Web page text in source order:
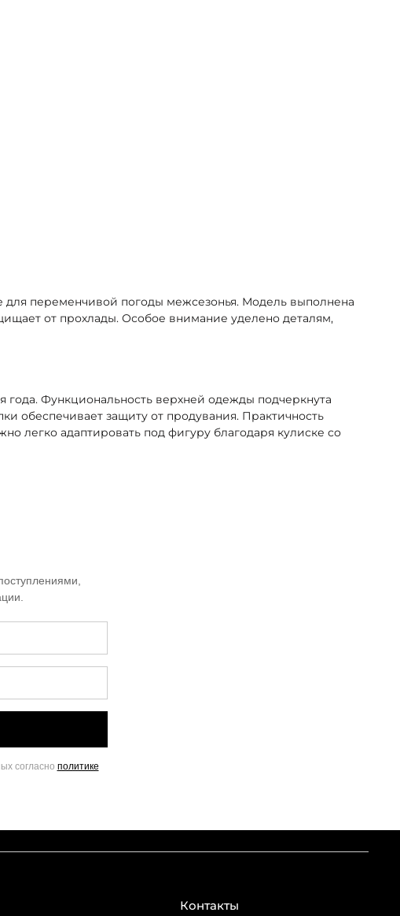
для переменчивой погоды межсезонья. Модель выполнена
от прохлады. Особое внимание уделено деталям,
Функциональность верхней одежды подчеркнута
обеспечивает защиту от продувания. Практичность
легко адаптировать под фигуру благодаря кулиске со
согласно политике
Контакты